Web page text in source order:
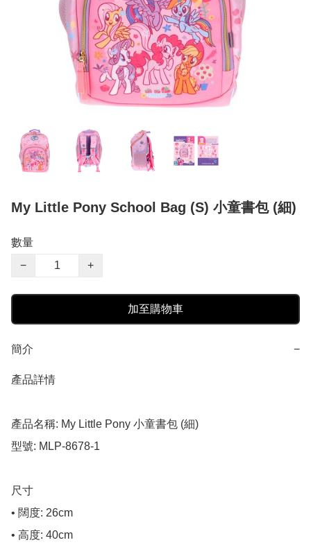
My Little Pony School Bag (S) 小童書包 (細)
數量
−
+
加至購物車
簡介 −
產品詳情
產品名稱: My Little Pony 小童書包 (細)
型號: MLP-8678-1
尺寸
• 闊度: 26cm
• 高度: 40cm